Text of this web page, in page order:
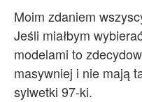
Moim zdaniem
Jeśli miałbym
modelami to
masywniej i nie mają
sylwetki 97-ki.